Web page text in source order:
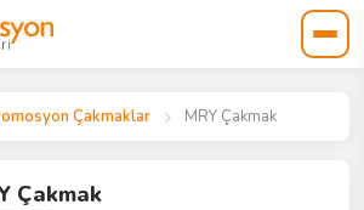
Çakmaklar MRY Çakmak
Çakmak